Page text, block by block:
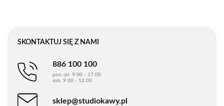
SKONTAKTUJ SIĘ Z NAMI
886 100 100
pon.-pt. 9:00 - 17:00
sob. 9:00 - 12:00
sklep@studiokawy.pl